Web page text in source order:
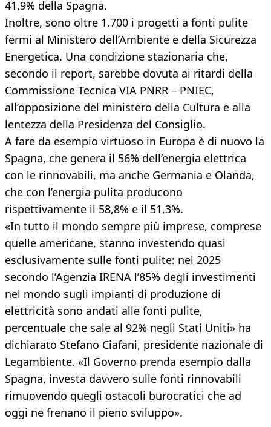
41,9% della Spagna.
Inoltre, sono oltre 1.700 i progetti a fonti pulite
fermi al Ministero dell’Ambiente e della Sicurezza
Energetica. Una condizione stazionaria che,
secondo il report, sarebbe dovuta ai ritardi della
Commissione Tecnica VIA PNRR – PNIEC,
all’opposizione del ministero della Cultura e alla
lentezza della Presidenza del Consiglio.
A fare da esempio virtuoso in Europa è di nuovo la
Spagna, che genera il 56% dell’energia elettrica
con le rinnovabili, ma anche Germania e Olanda,
che con l’energia pulita producono
rispettivamente il 58,8% e il 51,3%.
«In tutto il mondo sempre più imprese, comprese
quelle americane, stanno investendo quasi
esclusivamente sulle fonti pulite: nel 2025
secondo l’Agenzia IRENA l’85% degli investimenti
nel mondo sugli impianti di produzione di
elettricità sono andati alle fonti pulite,
percentuale che sale al 92% negli Stati Uniti» ha
dichiarato Stefano Ciafani, presidente nazionale di
Legambiente. «Il Governo prenda esempio dalla
Spagna, investa davvero sulle fonti rinnovabili
rimuovendo quegli ostacoli burocratici che ad
oggi ne frenano il pieno sviluppo».